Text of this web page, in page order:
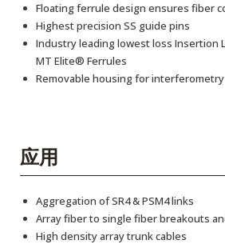
Floating ferrule design ensures fiber
Highest precision SS guide pins
Industry leading lowest loss Insertion
MT Elite® Ferrules
Removable housing for
应用
Aggregation of SR4 & PSM4 links
Array fiber to single fiber breakouts
High density array trunk cables